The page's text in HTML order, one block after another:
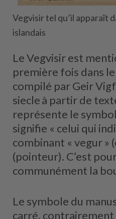
Vegvisir tel qu’il apparaît
islandais
Le Vegvisir est
première fois dans
compilé par Geir
siecleà partir de
représente le
signifie « celui qui
combinant « vegur »
(pointeur). C’est
communément la
Le symbole du
carré, contrairement